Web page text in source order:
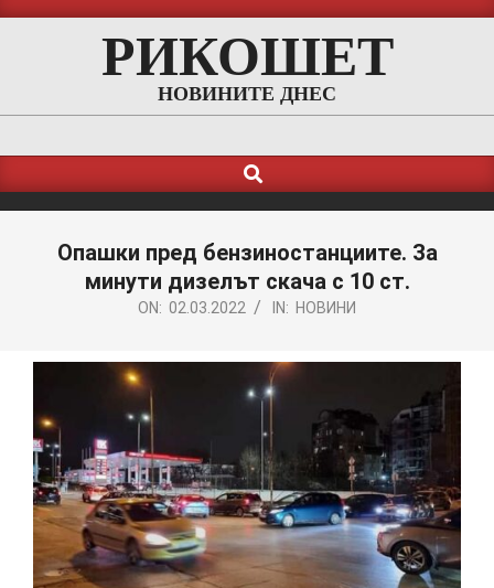
Skip
РИКОШЕТ
НОВИНИТЕ ДНЕС
Navigation
Search
Опашки пред бензиностанциите. За
минути дизелът скача с 10 ст.
ON: 02.03.2022 IN: НОВИНИ